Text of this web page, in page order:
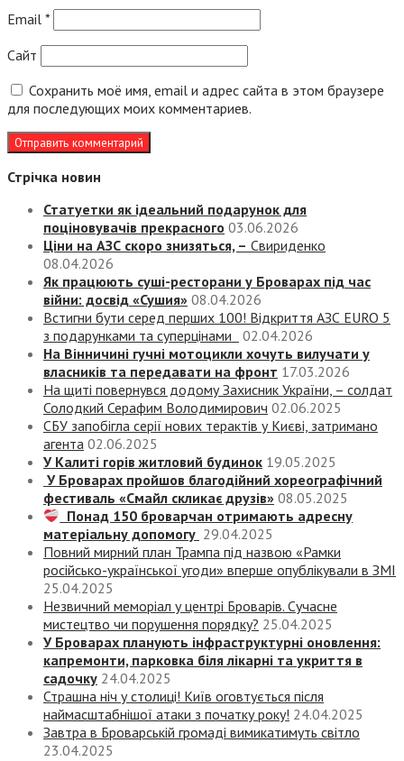
Email *
Сайт
Сохранить моё имя, email и адрес сайта в этом браузере
для последующих моих комментариев.
Стрічка новин
Статуетки як ідеальний подарунок для
поціновувачів прекрасного 03.06.2026
Ціни на АЗС скоро знизяться, – Свириденко
08.04.2026
Як працюють суші-ресторани у Броварах під час
війни: досвід «Сушия» 08.04.2026
Встигни бути серед перших 100! Відкриття АЗС EURO 5
з подарунками та суперцінами
02.04.2026
На Вінничині гучні мотоцикли хочуть вилучати у
власників та передавати на фронт 17.03.2026
На щиті повернувся додому Захисник України, – солдат
Солодкий Серафим Володимирович 02.06.2025
СБУ запобігла серії нових терактів у Києві, затримано
агента 02.06.2025
У Калиті горів житловий будинок 19.05.2025
У Броварах пройшов благодійний хореографічний
фестиваль «Смайл скликає друзів» 08.05.2025
Понад 150 броварчан отримають адресну
матеріальну допомогу 29.04.2025
Повний мирний план Трампа під назвою «‎Рамки
російсько-української угоди» вперше опублікували в ЗМІ
25.04.2025
Незвичний меморіал у центрі Броварів. Сучасне
мистецтво чи порушення порядку? 25.04.2025
У Броварах планують інфраструктурні оновлення:
капремонти, парковка біля лікарні та укриття в
садочку 24.04.2025
Страшна ніч у столиці! Київ оговтується після
наймасштабнішої атаки з початку року! 24.04.2025
Завтра в Броварській громаді вимикатимуть світло
23.04.2025